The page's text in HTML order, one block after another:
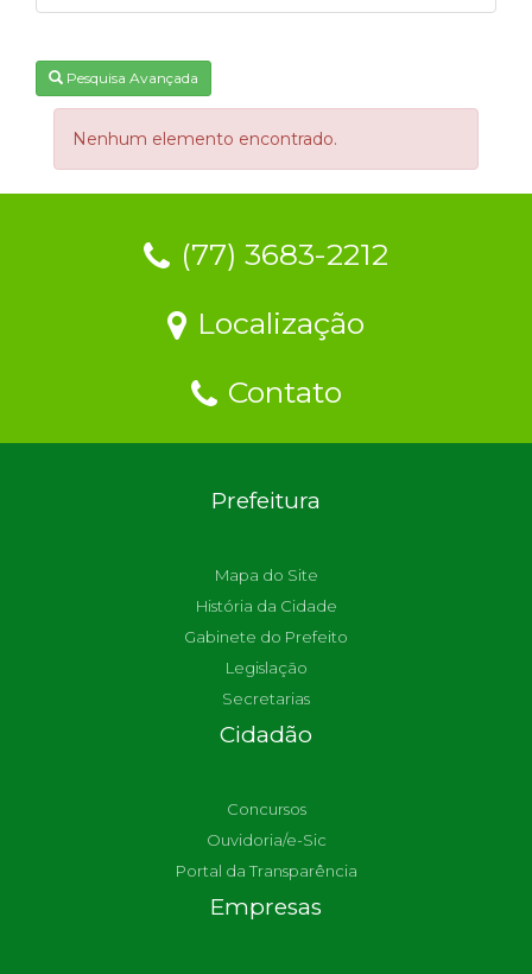
Pesquisa Avançada
Nenhum elemento encontrado.
(77) 3683-2212
Localização
Contato
Prefeitura
Mapa do Site
História da Cidade
Gabinete do Prefeito
Legislação
Secretarias
Cidadão
Concursos
Ouvidoria/e-Sic
Portal da Transparência
Empresas